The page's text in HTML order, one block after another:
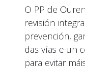
O PP de
revisión
prevención,
das vías e un
para evitar